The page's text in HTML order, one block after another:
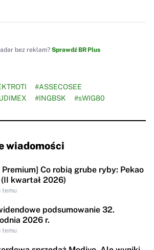
bez reklam? Sprawdź BR Plus
#ASSECOSEE
#INGBSK #sWIG80
wiadomości
Premium] Co robią grube ryby: Pekao
kwartał 2026)
temu
podsumowanie 32.
2026 r.
temu